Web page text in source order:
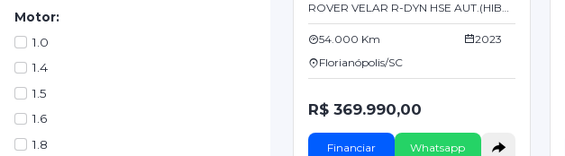
Motor:
1.0
1.4
1.5
1.6
1.8
ROVER VELAR R-DYN HSE AUT.(HIBRIDO)
54.000 Km
2023
Florianópolis/SC
R$ 369.990,00
Financiar Whatsapp